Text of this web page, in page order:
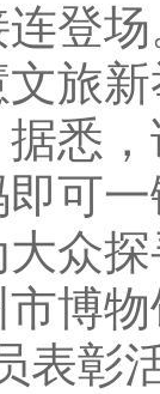
登
文旅
悉
可
众
物
表彰